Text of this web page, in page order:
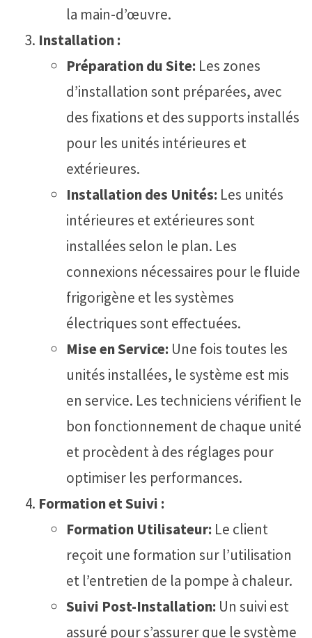
la main-d’œuvre.
Installation :
Préparation du Site: Les zones
d’installation sont préparées, avec
des fixations et des supports installés
pour les unités intérieures et
extérieures.
Installation des Unités: Les unités
intérieures et extérieures sont
installées selon le plan. Les
connexions nécessaires pour le fluide
frigorigène et les systèmes
électriques sont effectuées.
Mise en Service: Une fois toutes les
unités installées, le système est mis
en service. Les techniciens vérifient le
bon fonctionnement de chaque unité
et procèdent à des réglages pour
optimiser les performances.
Formation et Suivi :
Formation Utilisateur: Le client
reçoit une formation sur l’utilisation
et l’entretien de la pompe à chaleur.
Suivi Post-Installation: Un suivi est
assuré pour s’assurer que le système